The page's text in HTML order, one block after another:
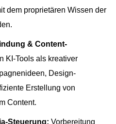
dem proprietären Wissen der
& Content-
KI-Tools als kreativer
Design-
Erstellung von
Content.
Steuerung: Vorbereitung